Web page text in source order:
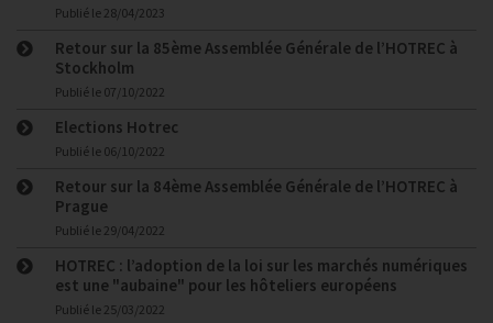
Publié le 28/04/2023
Retour sur la 85ème Assemblée Générale de l’HOTREC à
Stockholm
Publié le 07/10/2022
Elections Hotrec
Publié le 06/10/2022
Retour sur la 84ème Assemblée Générale de l’HOTREC à
Prague
Publié le 29/04/2022
HOTREC : l’adoption de la loi sur les marchés numériques
est une "aubaine" pour les hôteliers européens
Publié le 25/03/2022